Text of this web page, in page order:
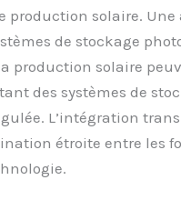
production solaire.
de stockage
production solaire
des systèmes de
L’intégration
étroite entre les